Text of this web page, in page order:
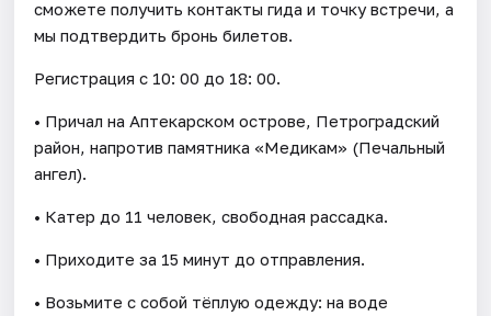
сможете получить контакты гида и точку встречи, а
мы подтвердить бронь билетов.
Регистрация с 10: 00 до 18: 00.
• Причал на Аптекарском острове, Петроградский
район, напротив памятника «Медикам» (Печальный
ангел).
• Катер до 11 человек, свободная рассадка.
• Приходите за 15 минут до отправления.
• Возьмите с собой тёплую одежду: на воде